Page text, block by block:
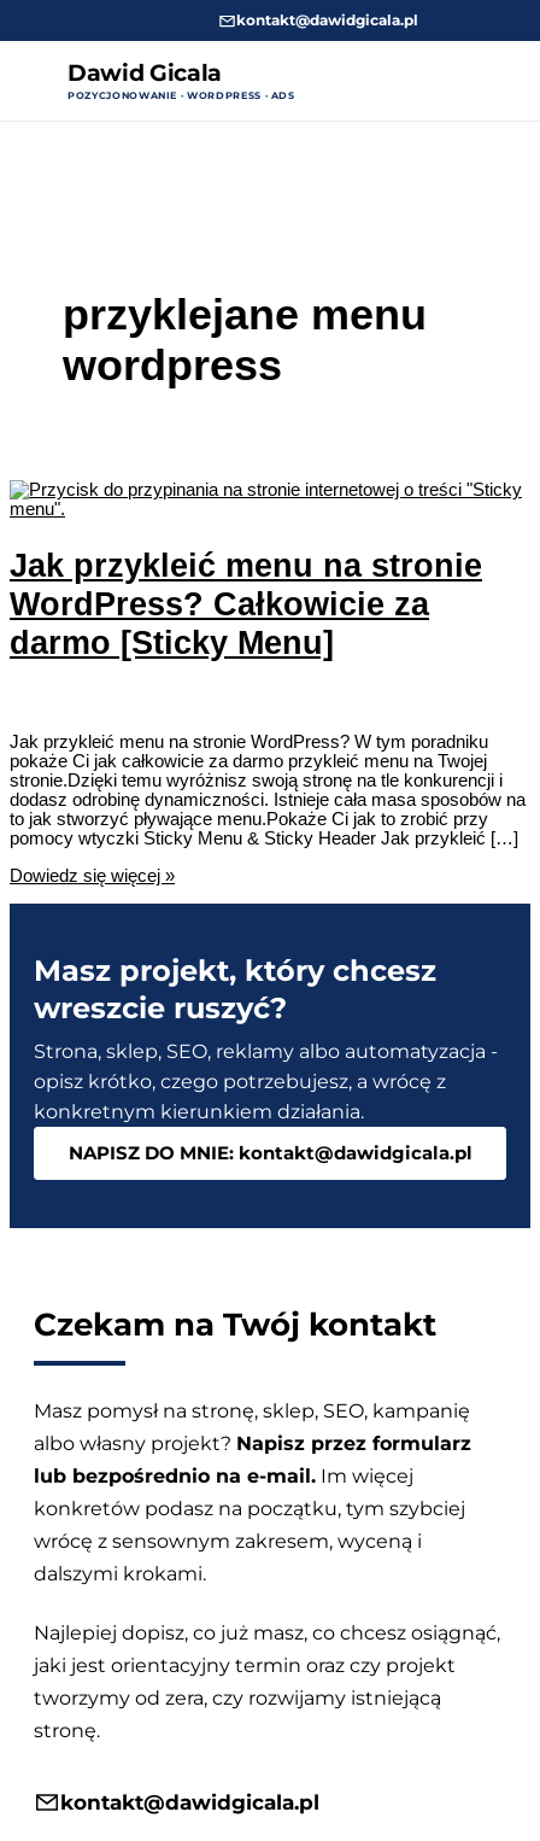
kontakt@dawidgicala.pl
Dawid Gicala
POZYCJONOWANIE · WORDPRESS · ADS
przyklejane menu
wordpress
Jak przykleić menu na stronie
WordPress? Całkowicie za
darmo [Sticky Menu]
Jak przykleić menu na stronie WordPress? W tym poradniku
pokaże Ci jak całkowicie za darmo przykleić menu na Twojej
stronie.Dzięki temu wyróżnisz swoją stronę na tle konkurencji i
dodasz odrobinę dynamiczności. Istnieje cała masa sposobów na
to jak stworzyć pływające menu.Pokaże Ci jak to zrobić przy
pomocy wtyczki Sticky Menu & Sticky Header Jak przykleić […]
Jak
WordPress?
[Sticky
Dowiedz się więcej »
Masz projekt, który chcesz
wreszcie ruszyć?
Strona, sklep, SEO, reklamy albo automatyzacja -
opisz krótko, czego potrzebujesz, a wrócę z
konkretnym kierunkiem działania.
NAPISZ DO MNIE: kontakt@dawidgicala.pl
Czekam na Twój kontakt
Masz pomysł na stronę, sklep, SEO, kampanię
albo własny projekt? Napisz przez formularz
lub bezpośrednio na e-mail. Im więcej
konkretów podasz na początku, tym szybciej
wrócę z sensownym zakresem, wyceną i
dalszymi krokami.
Najlepiej dopisz, co już masz, co chcesz osiągnąć,
jaki jest orientacyjny termin oraz czy projekt
tworzymy od zera, czy rozwijamy istniejącą
stronę.
kontakt@dawidgicala.pl